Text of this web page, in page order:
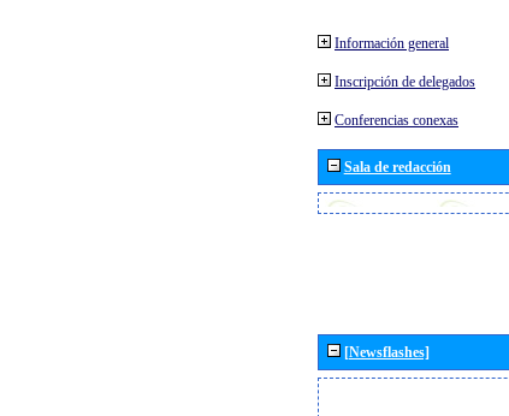
Información general
Inscripción de delegados
Conferencias conexas
Sala de redacción
[Newsflashes]